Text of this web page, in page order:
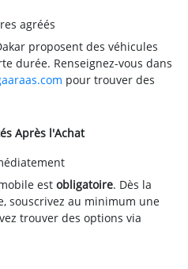
agréés
proposent des véhicules
durée. Renseignez-vous dans
pour trouver des
Après l'Achat
est obligatoire. Dès la
souscrivez au minimum une
trouver des options via